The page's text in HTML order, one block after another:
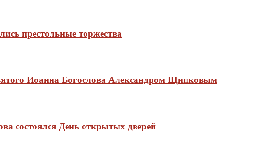
престольные торжества
Иоанна Богослова Александром Щипковым
состоялся День открытых дверей